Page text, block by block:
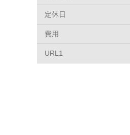
定休日
費用
URL1